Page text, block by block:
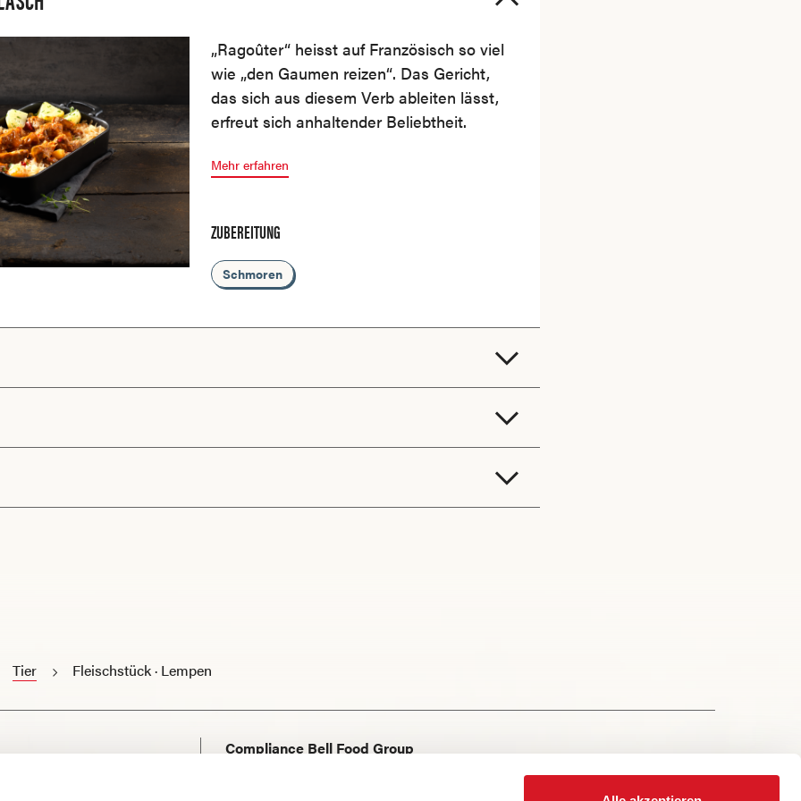
„Ragoûter“ heisst auf Französisch so viel
wie „den Gaumen reizen“. Das Gericht,
das sich aus diesem Verb ableiten lässt,
erfreut sich anhaltender Beliebtheit.
Mehr erfahren
ZUBEREITUNG
Schmoren
Tier Fleischstück · Lempen
Compliance Bell Food Group